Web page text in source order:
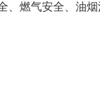
、燃气安全、油